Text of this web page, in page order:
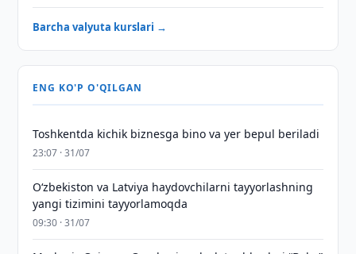
Barcha valyuta kurslari →
ENG KO'P O'QILGAN
Toshkentda kichik biznesga bino va yer bepul beriladi
23:07 · 31/07
Oʻzbekiston va Latviya haydovchilarni tayyorlashning
yangi tizimini tayyorlamoqda
09:30 · 31/07